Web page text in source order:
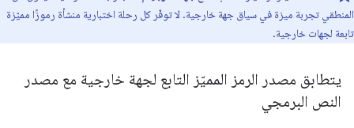
المنطقي تجربة ميزة في سياق جهة خارجية. لا توفّر كل رحلة اختبارية منشأة رموزًا مميّزة
تابعة لجهات خارجية.
يتطابق مصدر الرمز المميّز التابع لجهة خارجية مع مصدر
النص البرمجي